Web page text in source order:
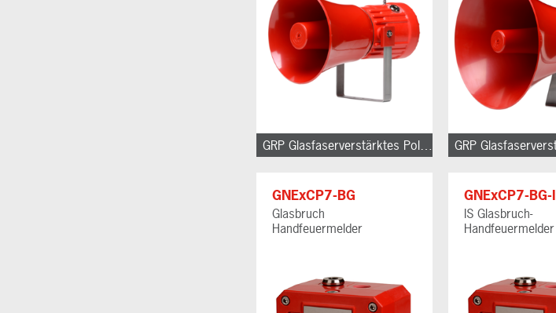
GRP Glasfaserverstärktes Polyester
GNExCP7-BG
Glasbruch
Handfeuermelder
GNExCP7-BG-I
IS Glasbruch-
Handfeuermelder